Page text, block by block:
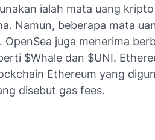
ialah mata uang kripto
Namun, beberapa mata
OpenSea juga menerima
$Whale dan $UNI.
Ethereum yang
disebut gas fees.